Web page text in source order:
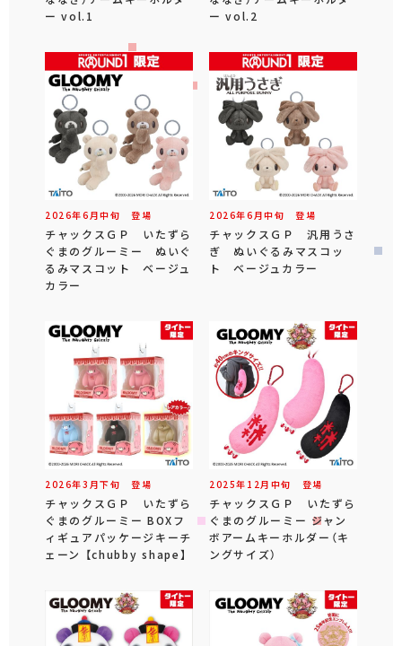
ー vol.1
ー vol.2
2026年6 月中旬 登場
チャックスＧＰ いたずら
ぐまのグルーミー ぬいぐ
るみマスコット ベージュ
カラー
2026年6 月中旬 登場
チャックスＧＰ 汎用うさ
ぎ ぬいぐるみマスコッ
ト ベージュカラー
2026年3 月下旬 登場
チャックスＧＰ いたずら
ぐまのグルーミー BOXフ
ィギュアパッケージキーチ
ェーン 【chubby shape】
2025年 12 月 中旬 登場
チャックスＧＰ いたずら
ぐまのグルーミー ジャン
ボアームキーホルダー（キ
ングサイズ）